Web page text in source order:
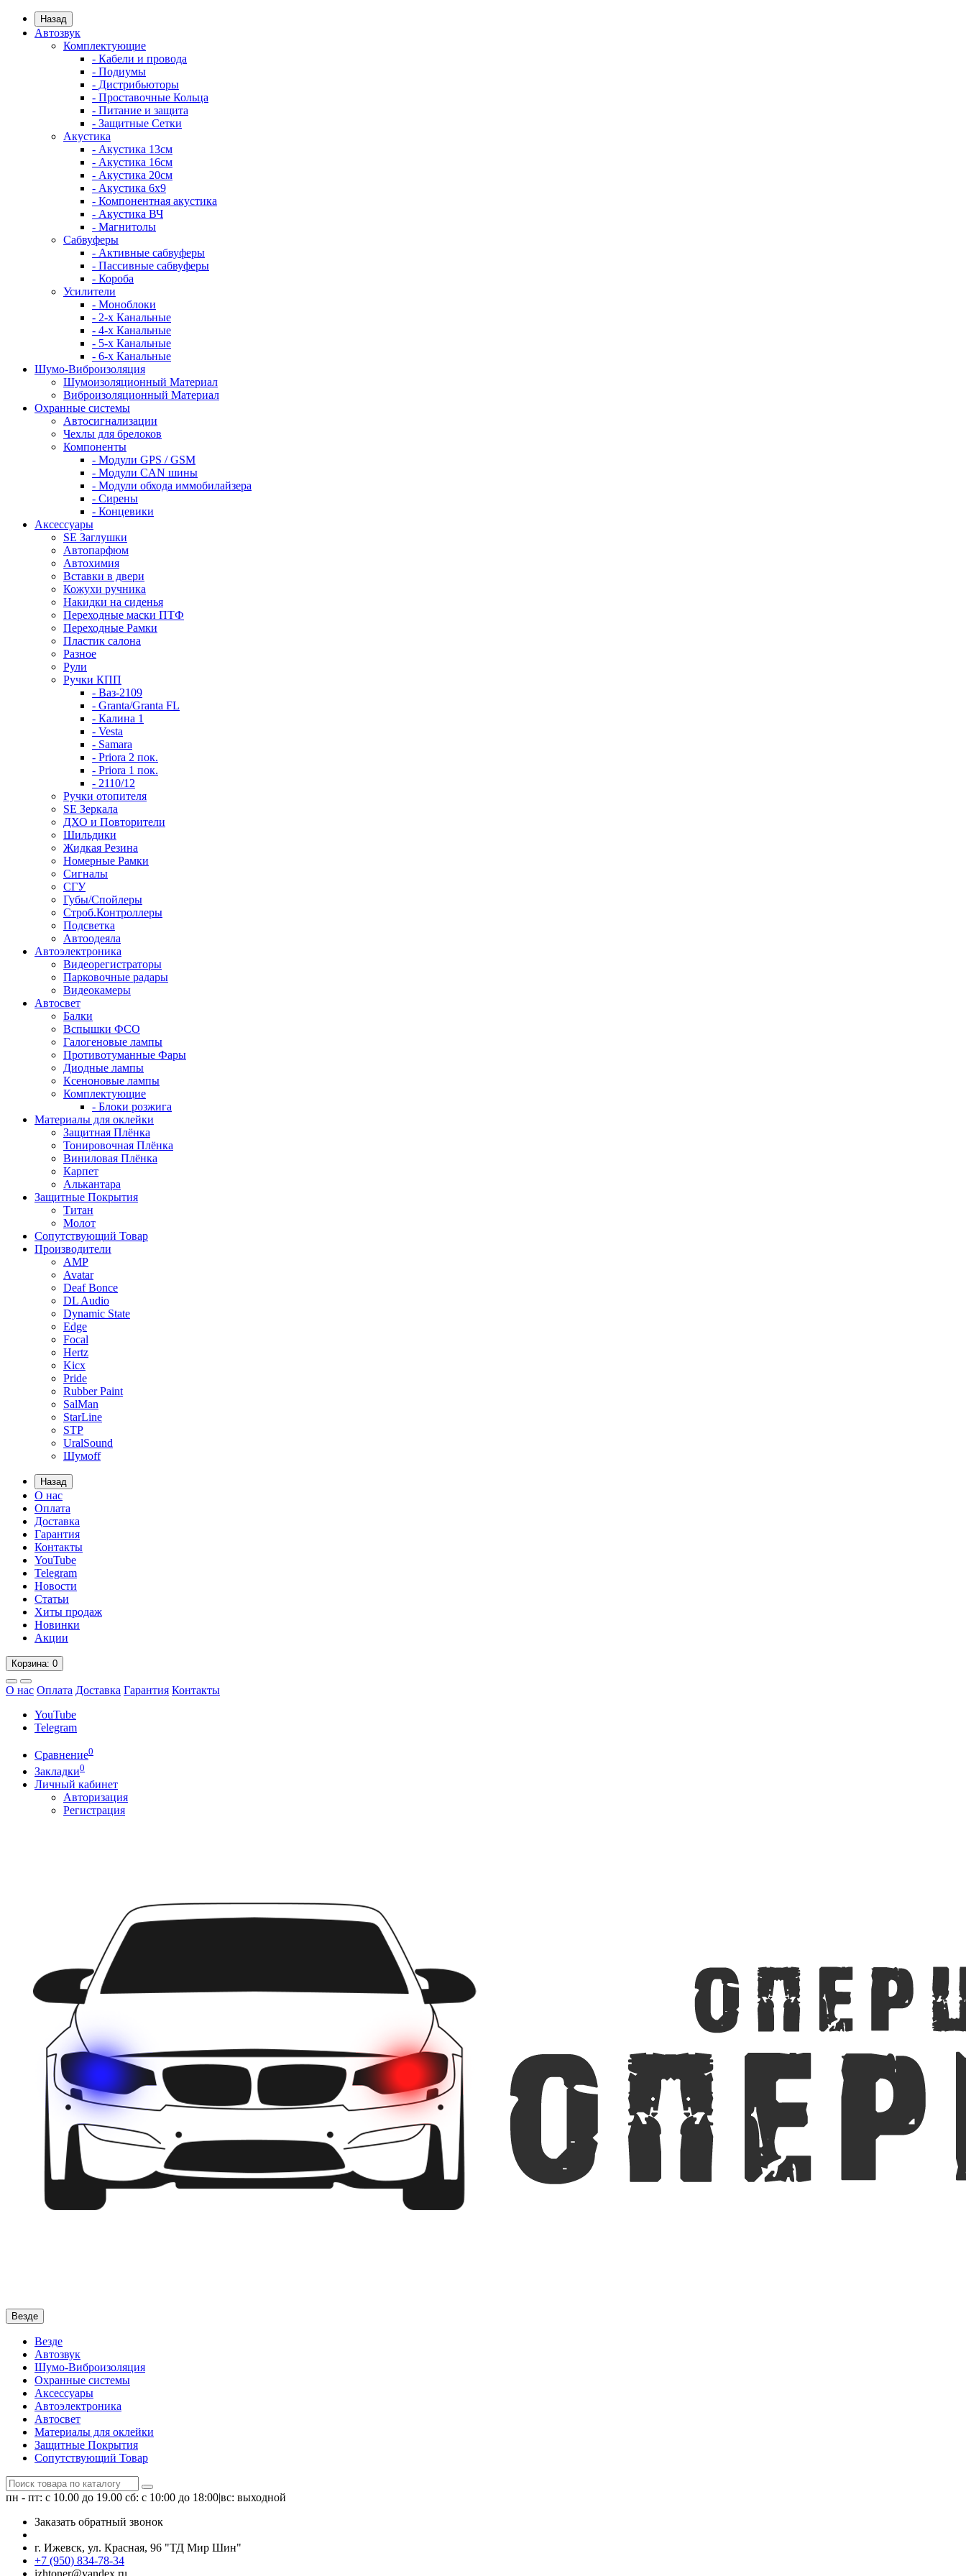
Назад
Автозвук
Комплектующие
- Кабели и провода
- Подиумы
- Дистрибьюторы
- Проставочные Кольца
- Питание и защита
- Защитные Сетки
Акустика
- Акустика 13см
- Акустика 16см
- Акустика 20см
- Акустика 6x9
- Компонентная акустика
- Акустика ВЧ
- Магнитолы
Сабвуферы
- Активные сабвуферы
- Пассивные сабвуферы
- Короба
Усилители
- Моноблоки
- 2-х Канальные
- 4-х Канальные
- 5-х Канальные
- 6-х Канальные
Шумо-Виброизоляция
Шумоизоляционный Материал
Виброизоляционный Материал
Охранные системы
Автосигнализации
Чехлы для брелоков
Компоненты
- Модули GPS / GSM
- Модули CAN шины
- Модули обхода иммобилайзера
- Сирены
- Концевики
Аксессуары
SE Заглушки
Автопарфюм
Автохимия
Вставки в двери
Кожухи ручника
Накидки на сиденья
Переходные маски ПТФ
Переходные Рамки
Пластик салона
Разное
Рули
Ручки КПП
- Ваз-2109
- Granta/Granta FL
- Калина 1
- Vesta
- Samara
- Priora 2 пок.
- Priora 1 пок.
- 2110/12
Ручки отопителя
SE Зеркала
ДХО и Повторители
Шильдики
Жидкая Резина
Номерные Рамки
Сигналы
СГУ
Губы/Спойлеры
Строб.Контроллеры
Подсветка
Автоодеяла
Автоэлектроника
Видеорегистраторы
Парковочные радары
Видеокамеры
Автосвет
Балки
Вспышки ФСО
Галогеновые лампы
Противотуманные Фары
Диодные лампы
Ксеноновые лампы
Комплектующие
- Блоки розжига
Материалы для оклейки
Защитная Плёнка
Тонировочная Плёнка
Виниловая Плёнка
Карпет
Алькантара
Защитные Покрытия
Титан
Молот
Сопутствующий Товар
Производители
AMP
Avatar
Deaf Bonce
DL Audio
Dynamic State
Edge
Focal
Hertz
Kicx
Pride
Rubber Paint
SalMan
StarLine
STP
UralSound
Шумoff
Назад
О нас
Оплата
Доставка
Гарантия
Контакты
YouTube
Telegram
Новости
Статьи
Хиты продаж
Новинки
Акции
Корзина: 0
О нас Оплата Доставка Гарантия Контакты
YouTube
Telegram
Сравнение0
Закладки0
Личный кабинет
Авторизация
Регистрация
Везде
Везде
Автозвук
Шумо-Виброизоляция
Охранные системы
Аксессуары
Автоэлектроника
Автосвет
Материалы для оклейки
Защитные Покрытия
Сопутствующий Товар
пн - пт: с 10.00 до 19.00 сб: с 10:00 до 18:00|вс: выходной
Заказать обратный звонок
г. Ижевск, ул. Красная, 96 "ТД Мир Шин"
+7 (950) 834-78-34
izhtoner@yandex.ru